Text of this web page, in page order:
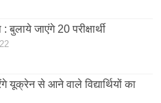
: बुलाये जाएंगे 20 परीक्षार्थी
यूक्रेन से आने वाले विद्यार्थियों का